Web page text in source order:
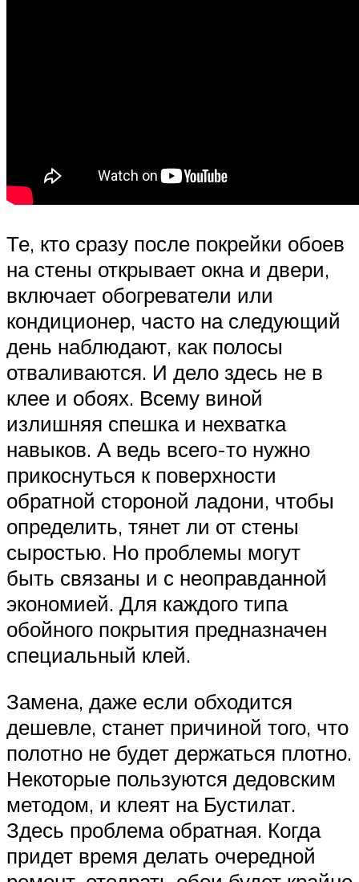
Те, кто сразу после покрейки обоев
на стены открывает окна и двери,
включает обогреватели или
кондиционер, часто на следующий
день наблюдают, как полосы
отваливаются. И дело здесь не в
клее и обоях. Всему виной
излишняя спешка и нехватка
навыков. А ведь всего-то нужно
прикоснуться к поверхности
обратной стороной ладони, чтобы
определить, тянет ли от стены
сыростью. Но проблемы могут
быть связаны и с неоправданной
экономией. Для каждого типа
обойного покрытия предназначен
специальный клей.
Замена, даже если обходится
дешевле, станет причиной того, что
полотно не будет держаться плотно.
Некоторые пользуются дедовским
методом, и клеят на Бустилат.
Здесь проблема обратная. Когда
придет время делать очередной